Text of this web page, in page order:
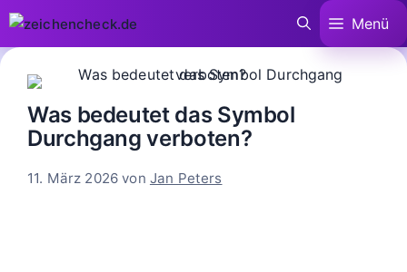
Zum
springen
Menü
Was bedeutet das Symbol
Durchgang verboten?
11. März 2026 von Jan Peters